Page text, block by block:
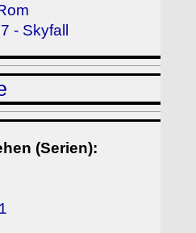
- Skyfall
(Serien):